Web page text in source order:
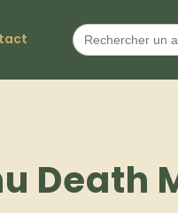
Search
for:
Death